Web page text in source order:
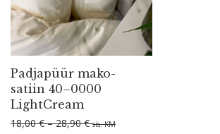
Padjapüür mako-
satiin 40–0000
LightCream
18,00€ – 28,90€Hinnavahemik: 18,00 € kuni
sis. KM